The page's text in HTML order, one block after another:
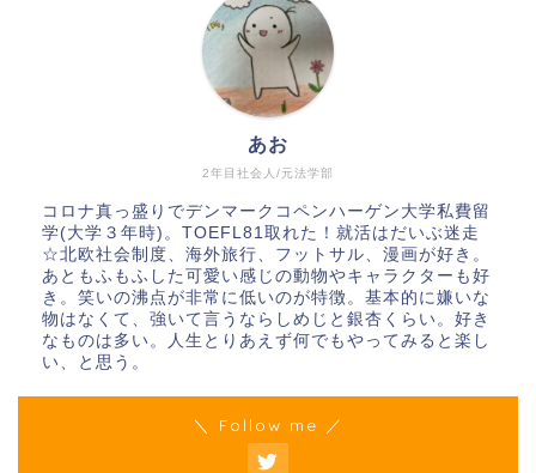
2年目社会人/元法学部
あお
コロナ真っ盛りでデンマークコペンハーゲン大学私費留
学(大学３年時)。TOEFL81取れた！就活はだいぶ迷走
☆北欧社会制度、海外旅行、フットサル、漫画が好き。
あともふもふした可愛い感じの動物やキャラクターも好
き。笑いの沸点が非常に低いのが特徴。基本的に嫌いな
物はなくて、強いて言うならしめじと銀杏くらい。好き
なものは多い。人生とりあえず何でもやってみると楽し
い、と思う。
＼ Follow me ／